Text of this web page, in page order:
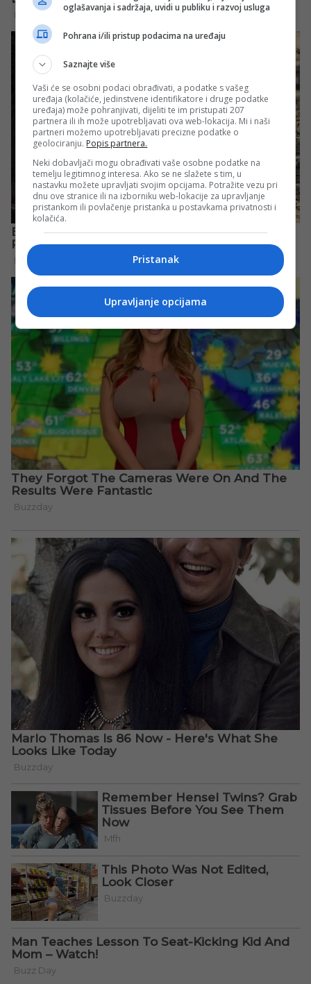
oglašavanja i sadržaja, uvidi u publiku i razvoj usluga
Pohrana i/ili pristup podacima na uređaju
Saznajte više
Vaši će se osobni podaci obrađivati, a podatke s vašeg
uređaja (kolačiće, jedinstvene identifikatore i druge podatke
uređaja) može pohranjivati, dijeliti te im pristupati 207
partnera ili ih može upotrebljavati ova web-lokacija. Mi i naši
partneri možemo upotrebljavati precizne podatke o
geolociranju. Popis partnera.
Neki dobavljači mogu obrađivati vaše osobne podatke na
temelju legitimnog interesa. Ako se ne slažete s tim, u
nastavku možete upravljati svojim opcijama. Potražite vezu pri
dnu ove stranice ili na izborniku web-lokacije za upravljanje
pristankom ili povlačenje pristanka u postavkama privatnosti i
kolačića.
Pristanak
Upravljanje opcijama